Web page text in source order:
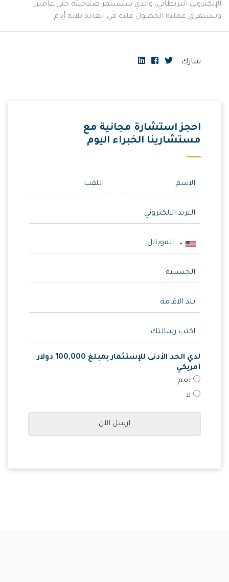
الإلكتروني البريطاني، والذي ستستمر صلاحيته حتى عامين
وتستغرق عملية الحصول عليه في العادة ثلاثة أيام.
شارك:
احجز استشارة مجانية مع
مستشارينا الخبراء اليوم
لدي الحد الأدنى للإستثمار بمبلغ 100,000 دولار
أمريكي
نعم
لا
ارسل الآن